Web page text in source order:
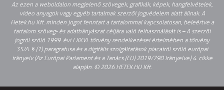
Az ezen a weboldalon megjelenő szövegek, grafikák, képek, hangfelvételek,
video anyagok vagy egyéb tartalmak szerzői jogvédelem alatt állnak. A
Hetek.hu Kft. minden jogot fenntart a tartalommal kapcsolatosan, beleértve a
tartalom szöveg- és adatbányászat céljára való felhasználását is – A szerzői
jogról szóló 1999. évi LXXVI. törvény rendelkezései értelmében a törvény
35/A. § (1) paragrafusa és a digitális szolgáltatások piacairól szóló európai
irányelv (Az Európai Parlament és a Tanács (EU) 2019/790 Irányelve) 4. cikke
alapján. © 2026 HETEK.HU Kft.